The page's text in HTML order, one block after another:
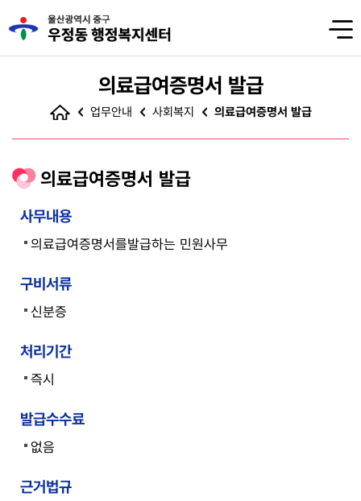
의료급여증명서 발급
업무안내 사회복지 의료급여증명서 발급
의료급여증명서 발급
사무내용
의료급여증명서를발급하는 민원사무
구비서류
신분증
처리기간
즉시
발급수수료
없음
근거법규